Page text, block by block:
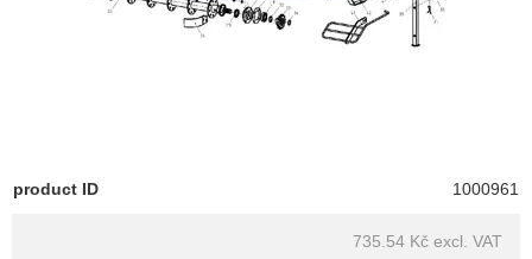
product ID 1000961
735.54 Kč excl. VAT